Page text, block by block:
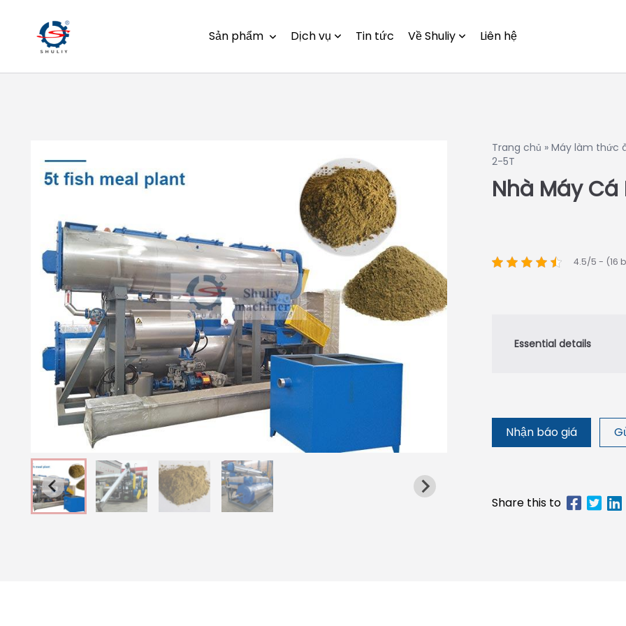
Sản phẩm Dịch vụ Tin tức Về Shuliy Liên hệ
Trang chủ » Máy làm thức
2-5T
Nhà Máy
4.5/5 - (16
Nhận báo giá